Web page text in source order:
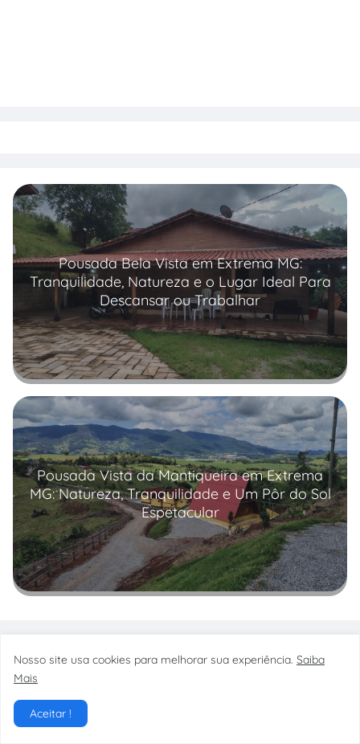
Pousada Bela Vista em Extrema MG:
Tranquilidade, Natureza e o Lugar Ideal Para
Descansar ou Trabalhar
Read more
Pousada Vista da Mantiqueira em Extrema
MG: Natureza, Tranquilidade e Um Pôr do Sol
Espetacular
Read more
Nosso site usa cookies para melhorar sua experiência. Saiba
Mais
Aceitar !